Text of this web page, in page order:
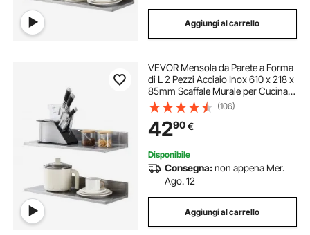
Aggiungi al carrello
VEVOR Mensola da Parete a Forma
di L 2 Pezzi Acciaio Inox 610 x 218 x
85mm Scaffale Murale per Cucina
Capacità Carico Max. 20kg,
Mensola da Parete Portaoggetti
Portaspezie in Acciaio Inox per
Cucina
(106)
4290€
Disponibile
Consegna:non appena Mer.
Ago. 12
Aggiungi al carrello